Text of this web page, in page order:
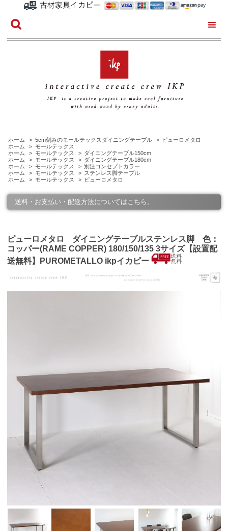
ホーム > 5cm刻みのモールテックスダイニングテーブル > ピューロメタロ
ホーム
> モールテックス
ホーム
> モールテックス > ダイニングテーブル150cm
ホーム
> モールテックス > ダイニングテーブル180cm
ホーム
> モールテックス > 別注コンセプトカラー
ホーム
> モールテックス > ステンレス脚テーブル
ホーム
> モールテックス > ピューロメタロ
送料・お支払い・配送方法についてはこちら。
ピューロメタロ ダイニングテーブルステンレス脚 色：
コッパー(RAME COPPER) 180/150/135 3サイズ【設置配
送無料】PUROMETALLO ikpイカピー